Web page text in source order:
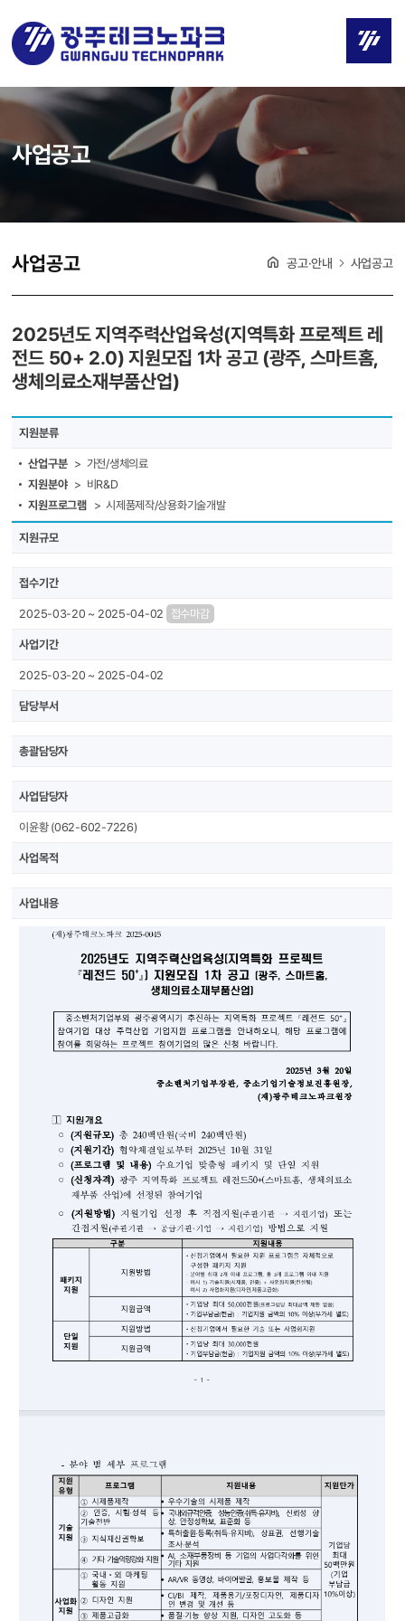
사업공고
사업공고 공고·안내 사업공고
2025년도 지역주력산업육성(지역특화 프로젝트 레
전드 50+ 2.0) 지원모집 1차 공고 (광주, 스마트홈,
생체의료소재부품산업)
지원분류
산업구분> 가전/생체의료
지원분야> 비R&D
지원프로그램 > 시제품제작/상용화기술개발
지원규모
접수기간
2025-03-20 ~ 2025-04-02 접수마감
사업기간
2025-03-20 ~ 2025-04-02
담당부서
총괄담당자
사업담당자
이윤황 (062-602-7226)
사업목적
사업내용